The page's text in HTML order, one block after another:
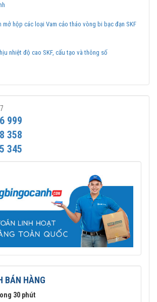
chính hãng, phân phối bởi Vòng bi Ngọc Anh -
đạn SKF 51106 chính hãng ở đâu uy
mở hộp các loại Vam cảo tháo vòng bi bạc đạn SKF
nhiệt độ cao SKF, cấu tạo và thông số
999
358
345
BÁN HÀNG
30 phút